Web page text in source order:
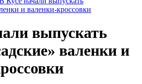
и валенки-кроссовки
выпускать
валенки и